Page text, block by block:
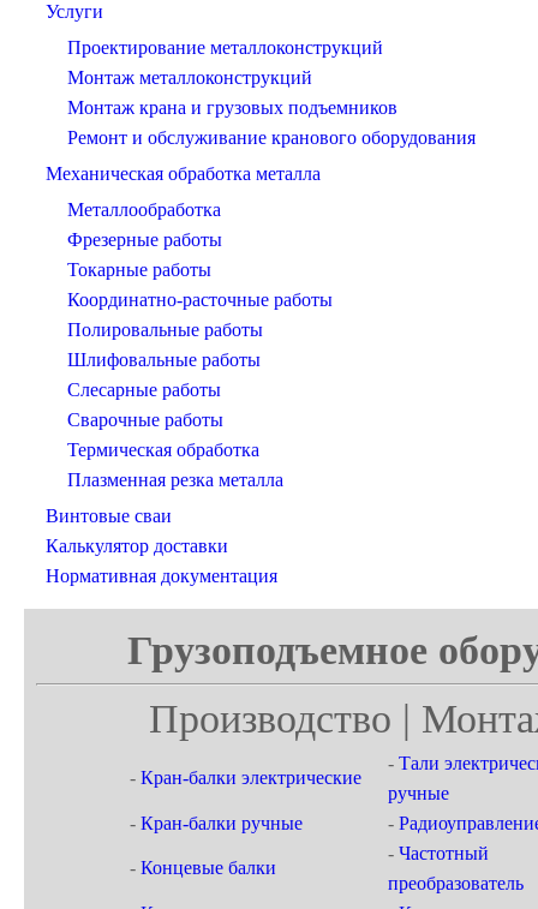
Услуги
Проектирование металлоконструкций
Монтаж металлоконструкций
Монтаж крана и грузовых подъемников
Ремонт и обслуживание кранового оборудования
Механическая обработка металла
Металлообработка
Фрезерные работы
Токарные работы
Координатно-расточные работы
Полировальные работы
Шлифовальные работы
Слесарные работы
Сварочные работы
Термическая обработка
Плазменная резка металла
Винтовые сваи
Калькулятор доставки
Нормативная документация
Грузоподъемное
Производство |
- Кран-балки электрические
- Тали
ручные
- Кран-балки ручные -
- Концевые балки
- Частотный
преобразователь